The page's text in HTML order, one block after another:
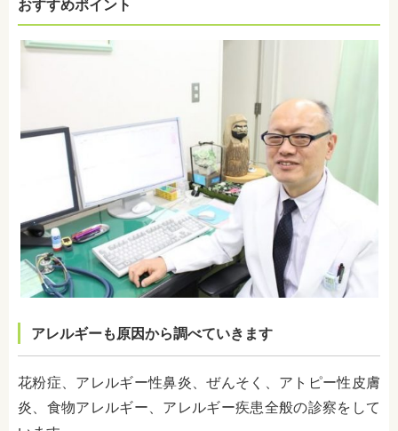
おすすめポイント
アレルギーも原因から調べていきます
花粉症、アレルギー性鼻炎、ぜんそく、アトピー性皮膚
炎、食物アレルギー、アレルギー疾患全般の診察をして